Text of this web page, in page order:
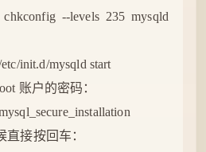
--levels 235 mysqld
init.d/mysqld start
账户的密码：
直接按回车：